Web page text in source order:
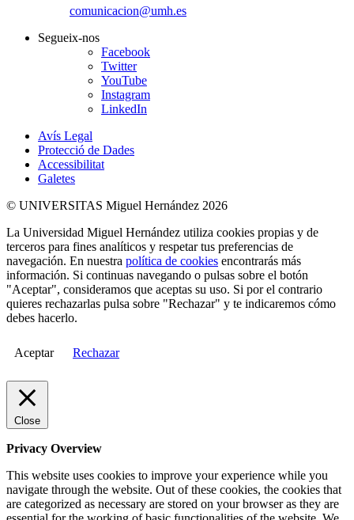
comunicacion@umh.es
Segueix-nos
Facebook
Twitter
YouTube
Instagram
LinkedIn
Avís Legal
Protecció de Dades
Accessibilitat
Galetes
© UNIVERSITAS Miguel Hernández 2026
La Universidad Miguel Hernández utiliza cookies propias y de
terceros para fines analíticos y respetar tus preferencias de
navegación. En nuestra política de cookies encontrarás más
información. Si continuas navegando o pulsas sobre el botón
"Aceptar", consideramos que aceptas su uso. Si por el contrario
quieres rechazarlas pulsa sobre "Rechazar" y te indicaremos cómo
debes hacerlo.
Aceptar Rechazar
Close
Privacy Overview
This website uses cookies to improve your experience while you
navigate through the website. Out of these cookies, the cookies that
are categorized as necessary are stored on your browser as they are